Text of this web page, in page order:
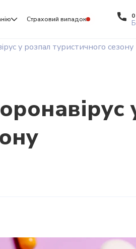
Страховий випадок
у розпал туристичного сезону